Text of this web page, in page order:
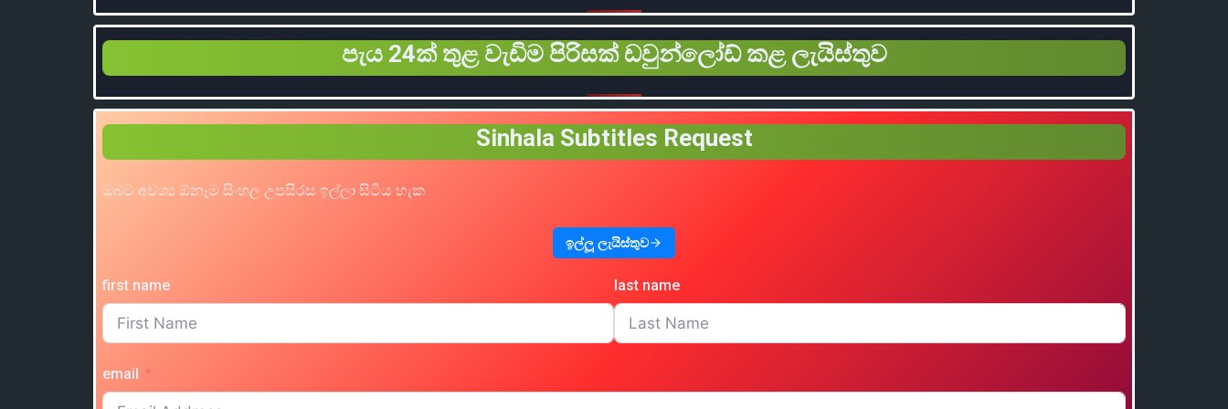
පැය 24ක් තුළ වැඩිම පිරිසක් ඩවුන්ලෝඩ් කළ ලැයිස්තුව
Sinhala Subtitles Request
ඔබට අවශ්‍ය ඕනෑම සිංහල උපසිරස ඉල්ලා සිටිය හැක
ඉල්ලූ ලැයිස්තුව
first name last name
email